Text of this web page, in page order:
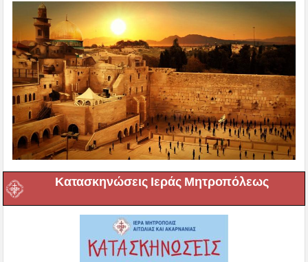
Κατασκηνώσεις Ιεράς Μητροπόλεως